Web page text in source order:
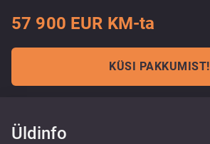
57 900 EUR KM-ta
KÜSI PAKKUMIST!
Üldinfo